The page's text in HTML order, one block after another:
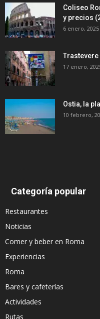
Coliseo
y precios
6 enero, 2025
17 enero,
Ostia, la
10 febrero,
Categoría popular
Restaurantes
Noticias
Comer y beber en Roma
Experiencias
Roma
Bares y cafeterías
Actividades
Rutas